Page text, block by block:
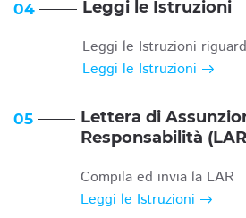
04 Leggi le Istruzioni
Leggi le Istruzioni
Leggi le Istruzioni
05
Lettera di
Responsabilità
Compila ed invia la LAR
Leggi le Istruzioni